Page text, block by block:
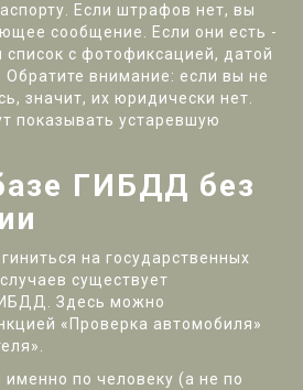
Если штрафов нет, вы
сообщение. Если они есть -
с фотофиксацией, датой
внимание: если вы не
значит, их юридически нет.
показывать устаревшую
ГИБДД без
на государственных
существует
Здесь можно
«Проверка автомобиля»
по человеку (а не по